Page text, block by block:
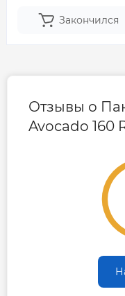
Закончился
Отзывы о
Avocado 160